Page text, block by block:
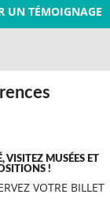
UN TÉMOIGNAGE
VISITEZ MUSÉES ET
!
VOTRE BILLET